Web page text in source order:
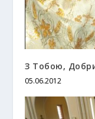
З Тобою,
05.06.2012